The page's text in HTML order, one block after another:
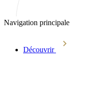
Navigation principale
Découvrir